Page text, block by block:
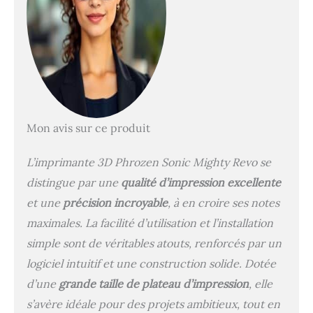
μm x 24,8 μm, établissant
une nouvelle norme dans
l'impression de précision.
【Surveillance Mobile】
Connectez-vous sans
problème à vos
impressions avec notre
Surveillez, ajustez ou
de n'importe où,
garantissant des résultats
parfaits à chaque fois.
【Rail à Vis à Billes
Stable】Obtenez une
stabilité et une précision
de l'impression inégalées
avec un pas minimum de
impeccables.
【Nivellement
Mon avis sur ce produit
L’imprimante 3D Phrozen Sonic Mighty Revo se
distingue par une qualité d’impression excellente
et une précision incroyable, à en croire ses notes
maximales. La facilité d’utilisation et l’installation
simple sont de véritables atouts, renforcés par un
logiciel intuitif et une construction solide. Dotée
d’une grande taille de plateau d’impression, elle
s’avère idéale pour des projets ambitieux, tout en